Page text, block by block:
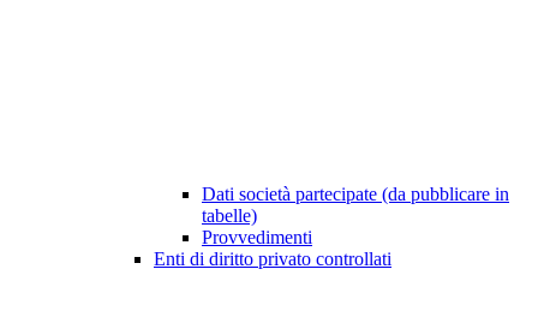
Dati società partecipate (da pubblicare in
tabelle)
Provvedimenti
Enti di diritto privato controllati